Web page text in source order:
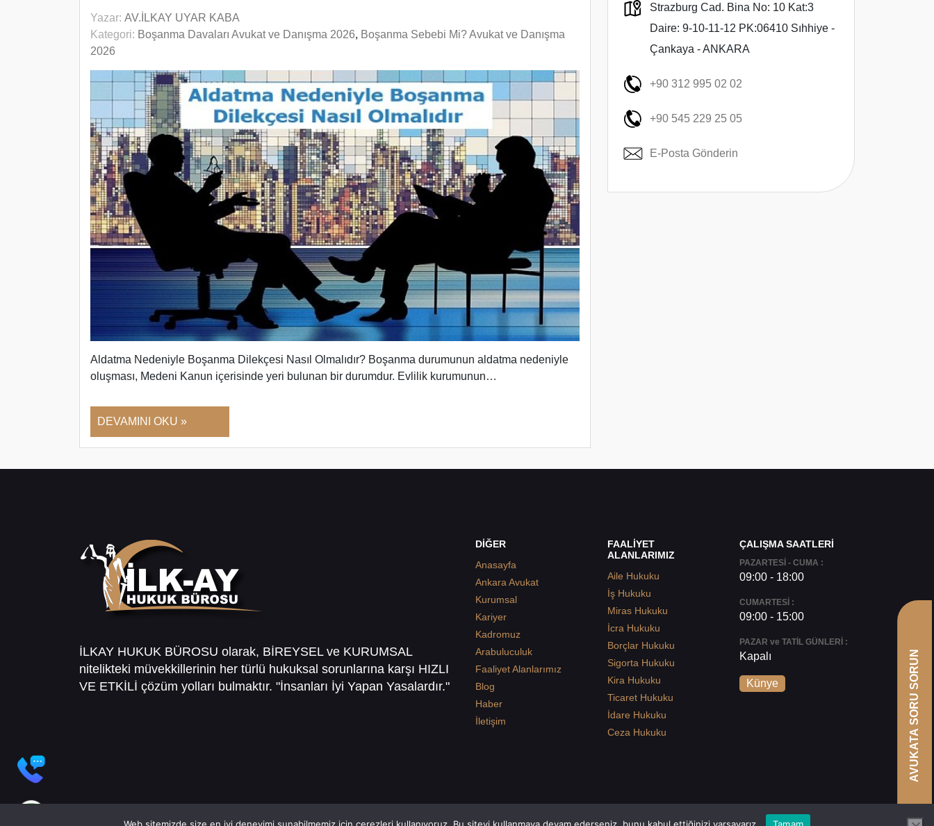
Yazar: AV.İLKAY UYAR KABA
Kategori: Boşanma Davaları Avukat ve Danışma 2026, Boşanma Sebebi Mi? Avukat ve Danışma
2026
Aldatma Nedeniyle Boşanma Dilekçesi Nasıl Olmalıdır? Boşanma durumunun aldatma nedeniyle
oluşması, Medeni Kanun içerisinde yeri bulunan bir durumdur. Evlilik kurumunun…
DEVAMINI OKU »
Strazburg Cad. Bina No: 10 Kat:3
Daire: 9-10-11-12 PK:06410 Sıhhiye -
Çankaya - ANKARA
+90 312 995 02 02
+90 545 229 25 05
E-Posta Gönderin
İLKAY HUKUK BÜROSU olarak, BİREYSEL ve KURUMSAL
nitelikteki müvekkillerinin her türlü hukuksal sorunlarına karşı HIZLI
VE ETKİLİ çözüm yolları bulmaktır. "İnsanları İyi Yapan Yasalardır."
DİĞER
Anasayfa
Ankara Avukat
Kurumsal
Kariyer
Kadromuz
Arabuluculuk
Faaliyet Alanlarımız
Blog
Haber
İletişim
FAALİYET
ALANLARIMIZ
Aile Hukuku
İş Hukuku
Miras Hukuku
İcra Hukuku
Borçlar Hukuku
Sigorta Hukuku
Kira Hukuku
Ticaret Hukuku
İdare Hukuku
Ceza Hukuku
ÇALIŞMA SAATLERİ
PAZARTESİ - CUMA :
09:00 - 18:00
CUMARTESİ :
09:00 - 15:00
PAZAR ve TATİL GÜNLERİ :
Kapalı
Künye AVUKATA SORU SORUN